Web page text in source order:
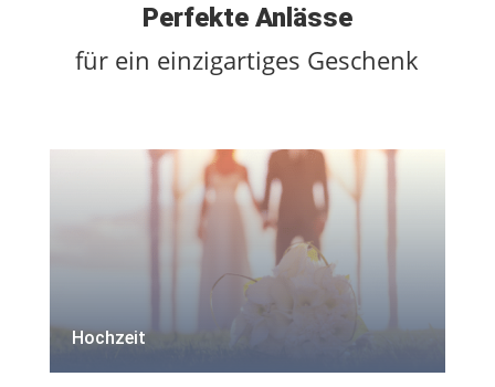
Perfekte Anlässe
für ein einzigartiges Geschenk
Hochzeit